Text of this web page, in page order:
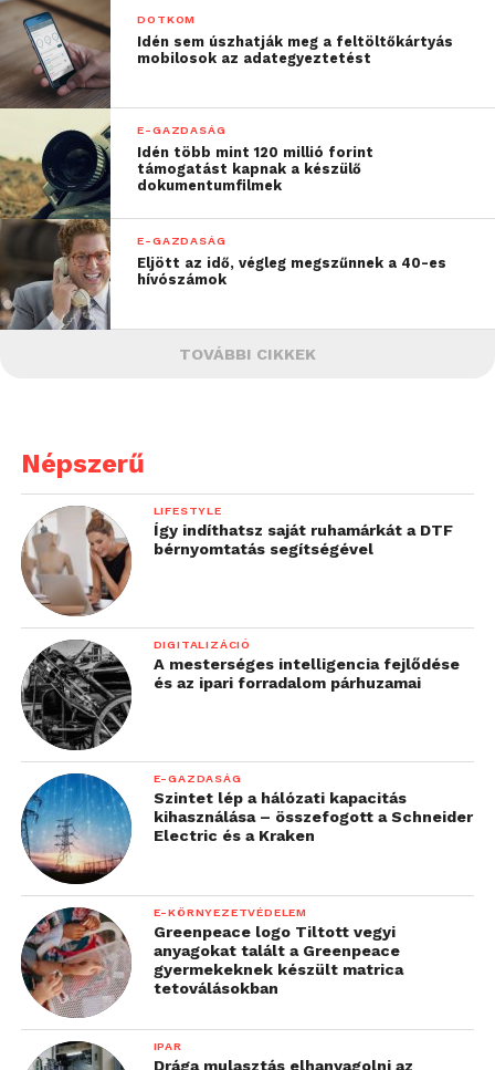
DOTKOM
Idén sem úszhatják meg a feltöltőkártyás
mobilosok az adategyeztetést
E-GAZDASÁG
Idén több mint 120 millió forint
támogatást kapnak a készülő
dokumentumfilmek
E-GAZDASÁG
Eljött az idő, végleg megszűnnek a 40-es
hívószámok
TOVÁBBI CIKKEK
Népszerű
LIFESTYLE
Így indíthatsz saját ruhamárkát a DTF
bérnyomtatás segítségével
DIGITALIZÁCIÓ
A mesterséges intelligencia fejlődése
és az ipari forradalom párhuzamai
E-GAZDASÁG
Szintet lép a hálózati kapacitás
kihasználása – összefogott a Schneider
Electric és a Kraken
E-KÖRNYEZETVÉDELEM
Greenpeace logo Tiltott vegyi
anyagokat talált a Greenpeace
gyermekeknek készült matrica
tetoválásokban
IPAR
Drága mulasztás elhanyagolni az